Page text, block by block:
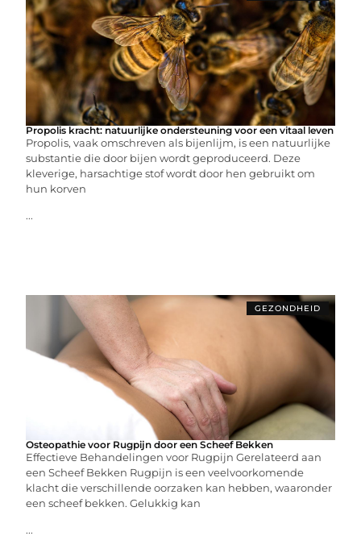
Propolis kracht: natuurlijke ondersteuning voor een vitaal leven
Propolis, vaak omschreven als bijenlijm, is een natuurlijke
substantie die door bijen wordt geproduceerd. Deze
kleverige, harsachtige stof wordt door hen gebruikt om
hun korven
...
GEZONDHEID
Osteopathie voor Rugpijn door een Scheef Bekken
Effectieve Behandelingen voor Rugpijn Gerelateerd aan
een Scheef Bekken Rugpijn is een veelvoorkomende
klacht die verschillende oorzaken kan hebben, waaronder
een scheef bekken. Gelukkig kan
...